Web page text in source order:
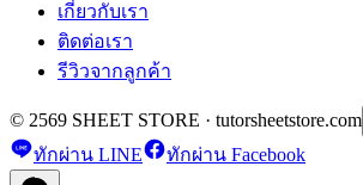
เกี่ยวกับเรา
ติดต่อเรา
รีวิวจากลูกค้า
© 2569 SHEET STORE · tutorsheetstore.com
ทักผ่าน LINE ทักผ่าน Facebook